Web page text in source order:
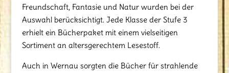
Freundschaft, Fantasie und Natur wurden bei der
Auswahl berücksichtigt. Jede Klasse der Stufe 3
erhielt ein Bücherpaket mit einem vielseitigen
Sortiment an altersgerechtem Lesestoff.
Auch in Wernau sorgten die Bücher für strahlende